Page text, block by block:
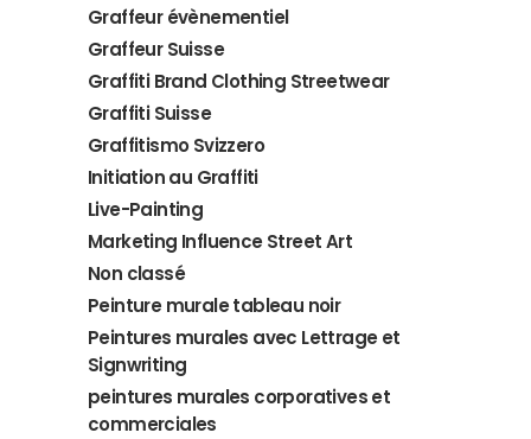
Graffeur évènementiel
Graffeur Suisse
Graffiti Brand Clothing Streetwear
Graffiti Suisse
Graffitismo Svizzero
Initiation au Graffiti
Live-Painting
Marketing Influence Street Art
Non classé
Peinture murale tableau noir
Peintures murales avec Lettrage et
Signwriting
peintures murales corporatives et
commerciales